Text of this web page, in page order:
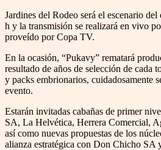
Jardines del Rodeo será el escenario
h y la transmisión se realizará en vivo
proveído por Copa TV.
En la ocasión, “Pukavy” rematará
resultado de años de selección de cada
y packs embrionarios, cuidadosamente
evento.
Estarán invitadas cabañas de primer
SA, La Helvética, Herrera Comercial,
así como nuevas propuestas de los
alianza estratégica con Don Chicho SA